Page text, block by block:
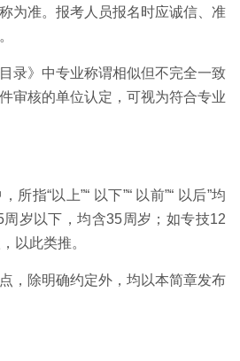
为准。报考人员报名时应诚信、准
录》中专业称谓相似但不完全一致
审核的单位认定，可视为符合专业
指“以上”“ 以下”“ 以前”“ 以后”均
岁以下，均含35周岁；如专技12
以此类推。
，除明确约定外，均以本简章发布